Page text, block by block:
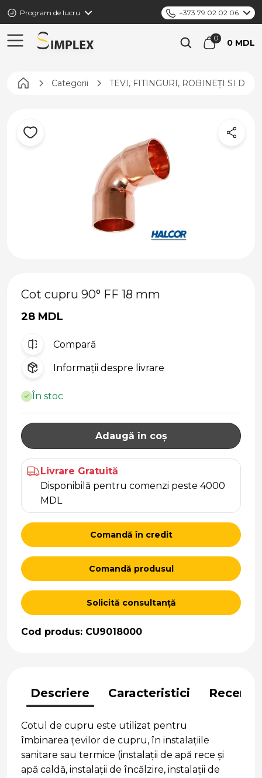
Program de lucru +373 79 02 02 06
0 MDL
Pagina principală
Categorii TEVI, FITINGURI, ROBINEȚI SI
Cot cupru 90° FF 18 mm
28 MDL
Compară
Informații despre livrare
În stoc
Adaugă în coș
Livrare Gratuită
Disponibilă pentru comenzi peste 4000
MDL
Comandă în credit
Comandă produsul
Solicită consultanță
Cod produs: CU9018000
Descriere Caracteristici
Cotul de cupru este utilizat pentru
îmbinarea țevilor de cupru, în instalațiile
sanitare sau termice (instalații de apă rece și
apă caldă, instalații de încălzire, instalații de